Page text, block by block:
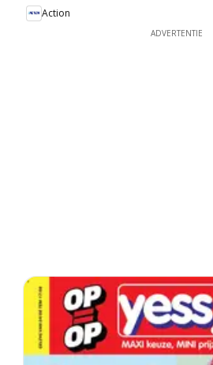
Action
ADVERTENTIE